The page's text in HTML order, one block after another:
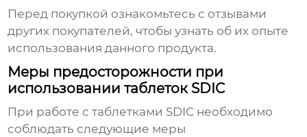
Перед покупкой ознакомьтесь с отзывами
других покупателей, чтобы узнать об их опыте
использования данного продукта.
Меры предосторожности при
использовании таблеток SDIC
При работе с таблетками SDIC необходимо
соблюдать следующие меры